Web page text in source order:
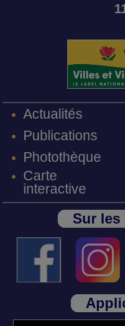
Actualités
Publications
Photothèque
Carte
interactive
Sur les